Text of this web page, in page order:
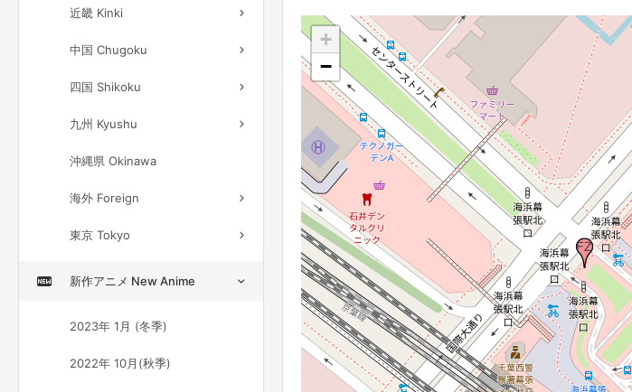
近畿 Kinki
中国 Chugoku
四国 Shikoku
九州 Kyushu
沖縄県 Okinawa
海外 Foreign
東京 Tokyo
新作アニメ New Anime
2023年 1月 (冬季)
2022年 10月(秋季)
+
−